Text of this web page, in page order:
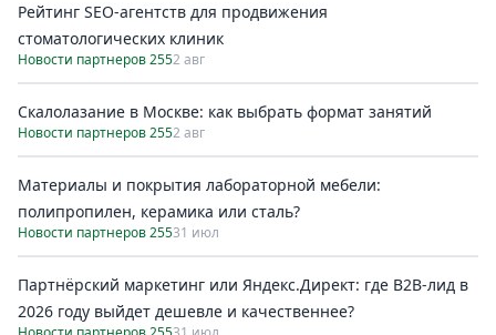
Рейтинг SEO-агентств для продвижения
стоматологических клиник
Новости партнеров 2552 авг
Скалолазание в Москве: как выбрать формат занятий
Новости партнеров 2552 авг
Материалы и покрытия лабораторной мебели:
полипропилен, керамика или сталь?
Новости партнеров 25531 июл
Партнёрский маркетинг или Яндекс.Директ: где B2B-лид в
2026 году выйдет дешевле и качественнее?